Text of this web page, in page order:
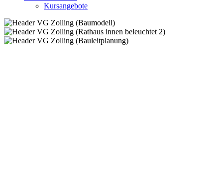
Kursangebote